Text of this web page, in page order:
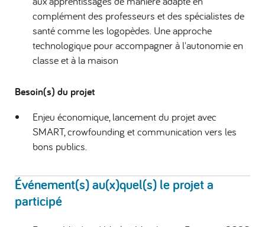
complément des professeurs et des spécialistes de
santé comme les logopèdes. Une approche
technologique pour accompagner à l'autonomie en
classe et à la maison
Besoin(s) du projet
Enjeu économique, lancement du projet avec
SMART, crowfounding et communication vers les
bons publics.
Événement(s) au(x)quel(s) le projet a
participé